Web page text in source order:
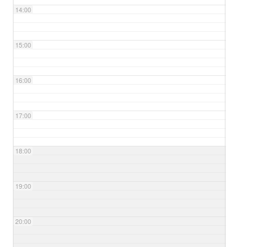
14:00
15:00
16:00
17:00
18:00
19:00
20:00